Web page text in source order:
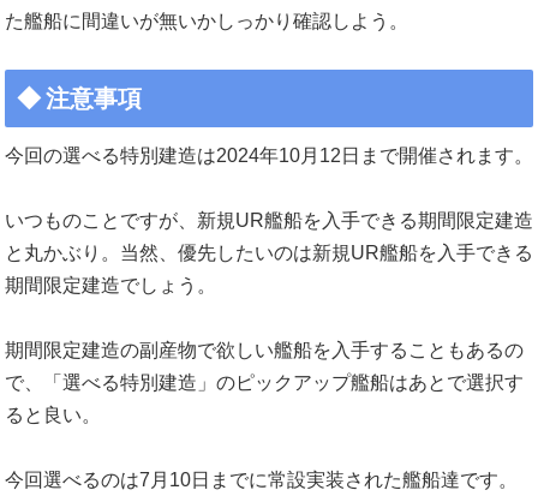
た艦船に間違いが無いかしっかり確認しよう。
注意事項
今回の選べる特別建造は2024年10月12日まで開催されます。
いつものことですが、新規UR艦船を入手できる期間限定建造
と丸かぶり。当然、優先したいのは新規UR艦船を入手できる
期間限定建造でしょう。
期間限定建造の副産物で欲しい艦船を入手することもあるの
で、「選べる特別建造」のピックアップ艦船はあとで選択す
ると良い。
今回選べるのは7月10日までに常設実装された艦船達です。